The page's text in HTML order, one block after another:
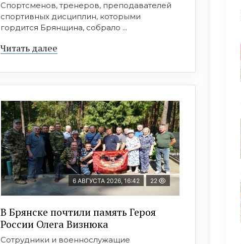
Спортсменов, тренеров, преподавателей
спортивных дисциплин, которыми
гордится Брянщина, собрало ...
Читать далее
6 АВГУСТА 2026, 16:42 22
В Брянске почтили память Героя
России Олега Визнюка
Сотрудники и военнослужащие